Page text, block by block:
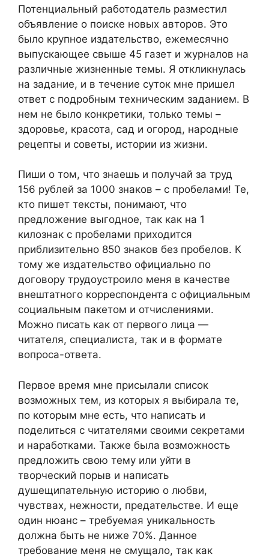
Потенциальный работодатель разместил
объявление о поиске новых авторов. Это
было крупное издательство, ежемесячно
выпускающее свыше 45 газет и журналов на
различные жизненные темы. Я откликнулась
на задание, и в течение суток мне пришел
ответ с подробным техническим заданием. В
нем не было конкретики, только темы –
здоровье, красота, сад и огород, народные
рецепты и советы, истории из жизни.
Пиши о том, что знаешь и получай за труд
156 рублей за 1000 знаков – с пробелами! Те,
кто пишет тексты, понимают, что
предложение выгодное, так как на 1
килознак с пробелами приходится
приблизительно 850 знаков без пробелов. К
тому же издательство официально по
договору трудоустроило меня в качестве
внештатного корреспондента с официальным
социальным пакетом и отчислениями.
Можно писать как от первого лица —
читателя, специалиста, так и в формате
вопроса-ответа.
Первое время мне присылали список
возможных тем, из которых я выбирала те,
по которым мне есть, что написать и
поделиться с читателями своими секретами
и наработками. Также была возможность
предложить свою тему или уйти в
творческий порыв и написать
душещипательную историю о любви,
чувствах, нежности, предательстве. И еще
один нюанс – требуемая уникальность
должна быть не ниже 70%. Данное
требование меня не смущало, так как